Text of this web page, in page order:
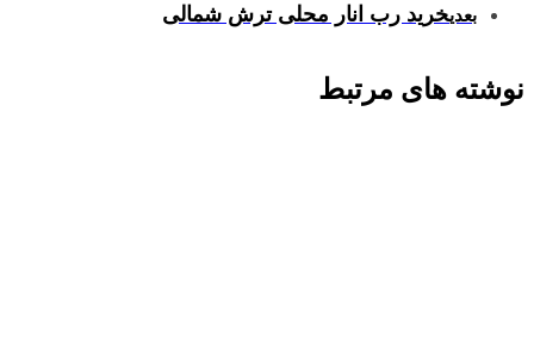
بعدیخرید رب انار محلی ترش شمالی
نوشته های مرتبط